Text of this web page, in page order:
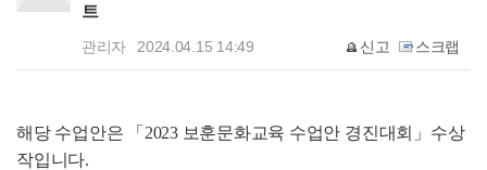
트
관리자 2024.04.15 14:49 신고 스크랩
해당 수업안은 「2023 보훈문화교육 수업안 경진대회」수상
작입니다.